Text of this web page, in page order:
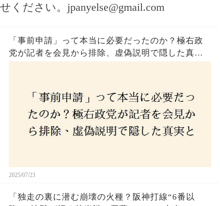
せください。 jpanyelse@gmail.com
「事前申請」って本当に必要だったのか？極右政
党が記者を会見から排除、虚偽説明で隠した真実
2025/07/23
「独走の裏に潜む崩壊の火種？阪神打線“6番以